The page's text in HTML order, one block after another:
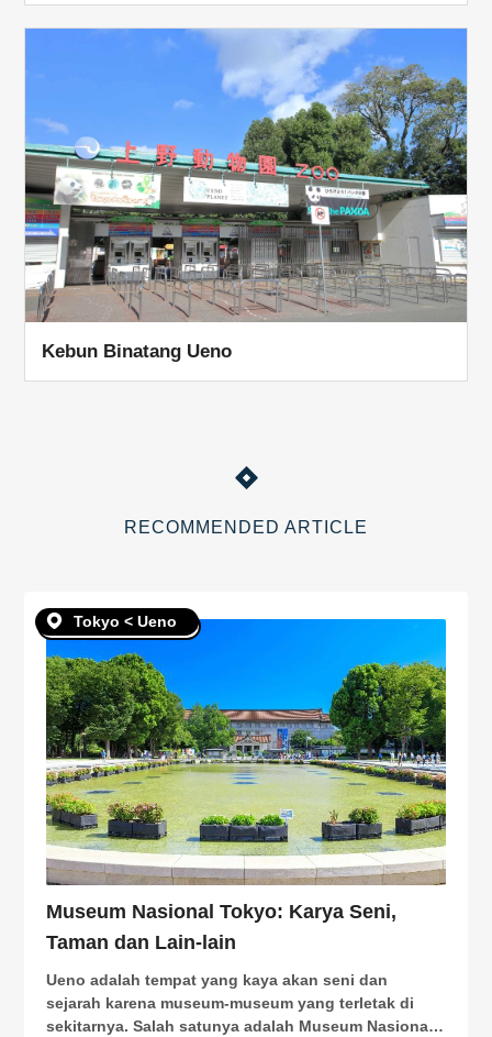
Kebun Binatang Ueno
RECOMMENDED ARTICLE
Tokyo < Ueno
Museum Nasional Tokyo: Karya Seni,
Taman dan Lain-lain
Ueno adalah tempat yang kaya akan seni dan
sejarah karena museum-museum yang terletak di
sekitarnya. Salah satunya adalah Museum Nasional